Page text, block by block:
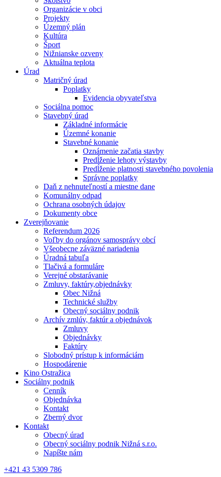
Organizácie v obci
Projekty
Územný plán
Kultúra
Šport
Nižnianske ozveny
Aktuálna teplota
Úrad
Matričný úrad
Poplatky
Evidencia obyvateľstva
Sociálna pomoc
Stavebný úrad
Základné informácie
Územné konanie
Stavebné konanie
Oznámenie začatia stavby
Predĺženie lehoty výstavby
Predĺženie platnosti stavebného povolenia
Správne poplatky
Daň z nehnuteľností a miestne dane
Komunálny odpad
Ochrana osobných údajov
Dokumenty obce
Zverejňovanie
Referendum 2026
Voľby do orgánov samosprávy obcí
Všeobecne záväzné nariadenia
Úradná tabuľa
Tlačivá a formuláre
Verejné obstarávanie
Zmluvy, faktúry,objednávky
Obec Nižná
Technické služby
Obecný sociálny podnik
Archív zmlúv, faktúr a objednávok
Zmluvy
Objednávky
Faktúry
Slobodný prístup k informáciám
Hospodárenie
Kino Ostražica
Sociálny podnik
Cenník
Objednávka
Kontakt
Zberný dvor
Kontakt
Obecný úrad
Obecný sociálny podnik Nižná s.r.o.
Napíšte nám
+421 43 5309 786